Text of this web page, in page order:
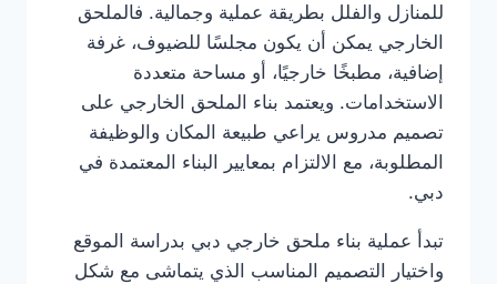
للمنازل والفلل بطريقة عملية وجمالية. فالملحق
الخارجي يمكن أن يكون مجلسًا للضيوف، غرفة
إضافية، مطبخًا خارجيًا، أو مساحة متعددة
الاستخدامات. ويعتمد بناء الملحق الخارجي على
تصميم مدروس يراعي طبيعة المكان والوظيفة
المطلوبة، مع الالتزام بمعايير البناء المعتمدة في
دبي.
تبدأ عملية بناء ملحق خارجي دبي بدراسة الموقع
واختيار التصميم المناسب الذي يتماشى مع شكل